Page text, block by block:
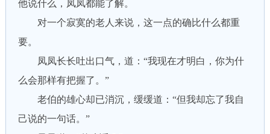
他说什么，凤凤都能了解。
对一个寂寞的老人来说，这一点的确比什么都重
要。
凤凤长长吐出口气，道：“我现在才明白，你为什
么会那样有把握了。”
老伯的雄心却已消沉，缓缓道：“但我却忘了我自
己说的一句话。”